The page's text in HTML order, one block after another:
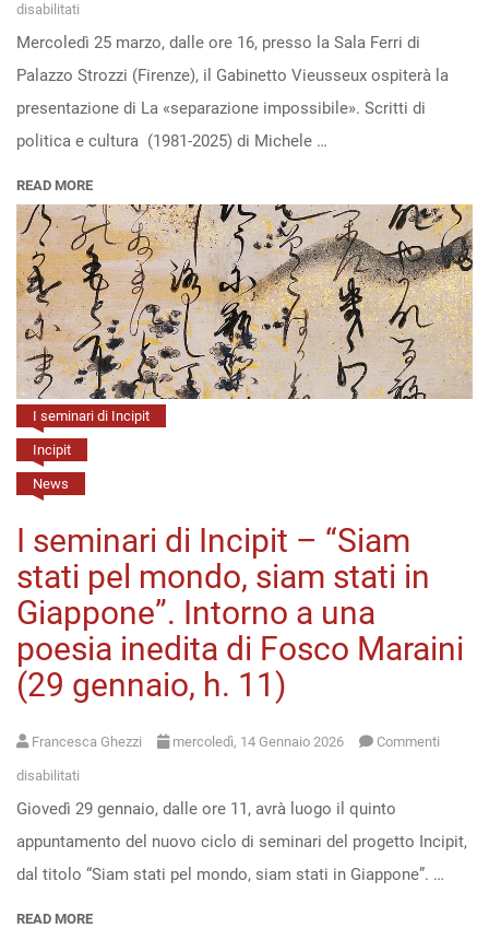
disabilitati
“La
«separazione
impossibile»”
di
Ciliberto
al
Gabinetto
Vieusseux
(25
marzo,
h.
16)
Mercoledì 25 marzo, dalle ore 16, presso la Sala Ferri di
Palazzo Strozzi (Firenze), il Gabinetto Vieusseux ospiterà la
presentazione di La «separazione impossibile». Scritti di
politica e cultura (1981-2025) di Michele …
READ MORE
I seminari di Incipit
Incipit
News
I seminari di Incipit – “Siam
stati pel mondo, siam stati in
Giappone”. Intorno a una
poesia inedita di Fosco Maraini
(29 gennaio, h. 11)
Francesca Ghezzi mercoledì, 14 Gennaio 2026 Commenti
disabilitati
I
seminari
di
Giovedì 29 gennaio, dalle ore 11, avrà luogo il quinto
appuntamento del nuovo ciclo di seminari del progetto Incipit,
dal titolo “Siam stati pel mondo, siam stati in Giappone”. …
READ MORE